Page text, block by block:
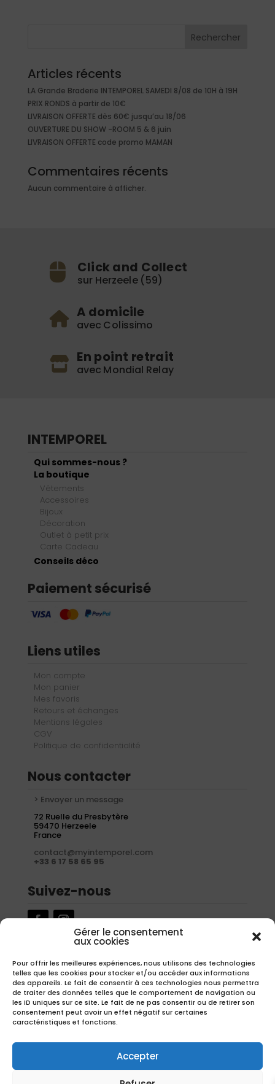
Gérer le consentement
aux cookies
Pour offrir les meilleures expériences, nous utilisons des technologies
telles que les cookies pour stocker et/ou accéder aux informations
des appareils. Le fait de consentir à ces technologies nous permettra
de traiter des données telles que le comportement de navigation ou
les ID uniques sur ce site. Le fait de ne pas consentir ou de retirer son
consentement peut avoir un effet négatif sur certaines
caractéristiques et fonctions.
Accepter
Rechercher
Articles récents
LA Grande Braderie INTEMPOREL SAMEDI 8/08 de 10H à 19H
PRIX RONDS à partir de 10€
LIVRAISON OFFERTE dès 60€ jusqu’au 18/06
OUVERTURE DU SHOW -ROOM 5 & 6 juin
LIVRAISON OFFERTE code promo MAMAN
Commentaires récents
Aucun commentaire à afficher.
Click and Collect
sur Herzeele (59)
A domicile
avec Colissimo
En point retrait
avec Mondial Relay
INTEMPOREL
Qui sommes-nous ?
La boutique
Vêtements
Accessoires
Bijoux
Décoration
Outlet à petit prix
Carte Cadeau
Conseils déco
Paiement sécurisé
Liens utiles
Mon compte
Mon panier
Mes favoris
Retours et échanges
Mentions légales
CGV
Politique de confidentialité
Nous contacter
> Envoyer un message
72 Ruelle du Presbytère
59470 Herzeele
France
contact@myintemporel.com
+33 6 17 58 65 95
Suivez-nous
Inscrivez-vous à notre newsletter pour recevoir nos offres
exclusives.
S'inscrire